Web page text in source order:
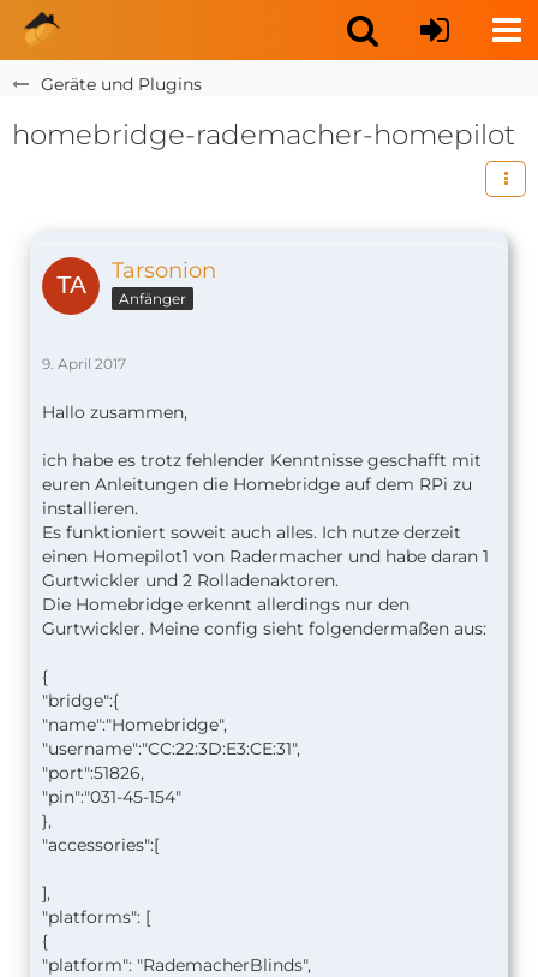
Geräte und Plugins
homebridge-rademacher-homepilot
Tarsonion
Anfänger
9. April 2017
Hallo zusammen,
ich habe es trotz fehlender Kenntnisse geschafft mit
euren Anleitungen die Homebridge auf dem RPi zu
installieren.
Es funktioniert soweit auch alles. Ich nutze derzeit
einen Homepilot1 von Radermacher und habe daran 1
Gurtwickler und 2 Rolladenaktoren.
Die Homebridge erkennt allerdings nur den
Gurtwickler. Meine config sieht folgendermaßen aus:
{
"bridge":{
"name":"Homebridge",
"username":"CC:22:3D:E3:CE:31",
"port":51826,
"pin":"031-45-154"
},
"accessories":[
],
"platforms": [
{
"platform": "RademacherBlinds",